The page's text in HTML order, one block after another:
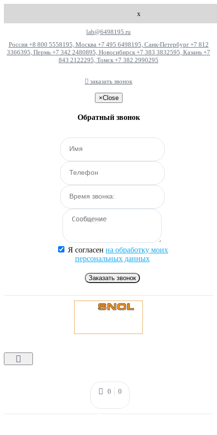
x
lab@6498195.ru
Россия +8 800 5558195, Москва +7 495 6498195, Санк-Петербург +7 812
3366395, Пермь +7 342 2480895, Новосибирск +7 383 3832595, Казань +7
843 2122295, Томск +7 382 2990295
заказать звонок
×Close
Обратный звонок
Я согласен на обработку моих
персональных данных
Заказать звонок
0 0